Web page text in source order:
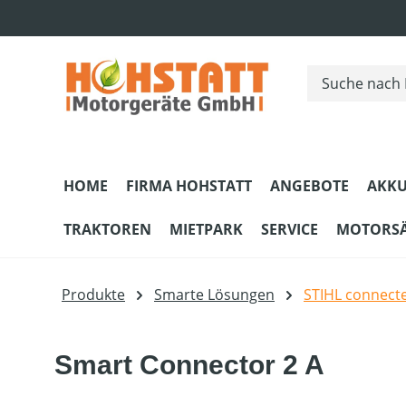
HOME FIRMA HOHSTATT ANGEBOTE
TRAKTOREN MIETPARK SERVICE
Produkte Smarte Lösungen STIHL
Smart Connector 2 A